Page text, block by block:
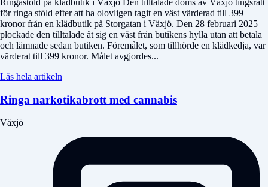
Ringastöld på klädbutik i Växjö Den tilltalade döms av Växjö tingsrätt
för ringa stöld efter att ha olovligen tagit en väst värderad till 399
kronor från en klädbutik på Storgatan i Växjö. Den 28 februari 2025
plockade den tilltalade åt sig en väst från butikens hylla utan att betala
och lämnade sedan butiken. Föremålet, som tillhörde en klädkedja, var
värderat till 399 kronor. Målet avgjordes...
Läs hela artikeln
Ringa narkotikabrott med cannabis
Växjö